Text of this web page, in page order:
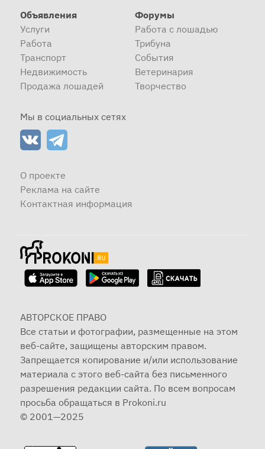
Объявления
Услуги
Работа
Транспорт
Недвижимость
Продажа лошадей
Форумы
Работа с лошадью
Трибуна
События
Ветеринария
Творчество
Мы в социальных сетях
О проекте
Реклама на сайте
Контактная информация
АВТОРСКОЕ ПРАВО
Все статьи и фотографии, размещенные на этом
веб-сайте, защищены авторским правом.
Запрещается копирование и/или использование
материала с этого веб-сайта без письменного
разрешения редакции сайта. По всем вопросам
просьба обращаться в Prokoni.ru
© 2001—2025